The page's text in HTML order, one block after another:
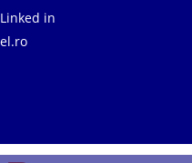
Linked in